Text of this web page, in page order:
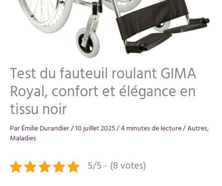
Test du fauteuil roulant GIMA
Royal, confort et élégance en
tissu noir
ParÉmilie Durandier/10 juillet 2025/4 minutes de lecture/Autres,
Maladies
5/5 - (8 votes)